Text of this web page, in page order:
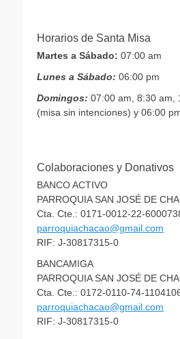
Horarios de Santa Misa
Martes a Sábado: 07:00 am
Lunes a Sábado: 06:00 pm
Domingos: 07:00 am, 8:30 am,
(misa sin intenciones) y 06:00
Colaboraciones y Donativos
BANCO ACTIVO
PARROQUIA SAN JOSÉ DE
Cta. Cte.: 0171-0012-22-
parroquiachacao@gmail.com
RIF: J-30817315-0
BANCAMIGA
PARROQUIA SAN JOSÉ DE
Cta. Cte.: 0172-0110-74-
parroquiachacao@gmail.com
RIF: J-30817315-0